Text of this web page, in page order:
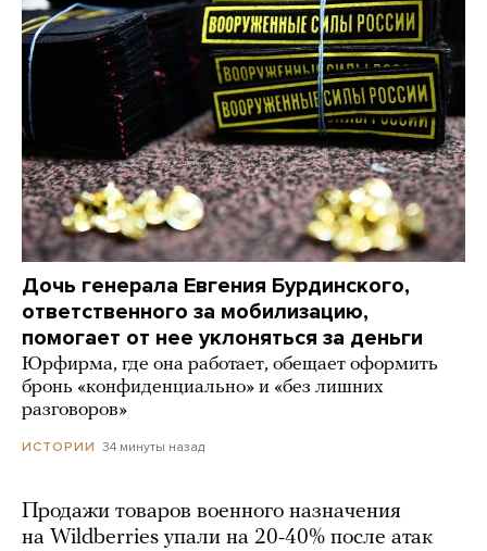
Дочь генерала Евгения Бурдинского,
ответственного за мобилизацию,
помогает от нее уклоняться за деньги
Юрфирма, где она работает, обещает оформить
бронь «конфиденциально» и «без лишних
разговоров»
ИСТОРИИ 34 минуты назад
Продажи товаров военного назначения
на Wildberries упали на 20-40% после атак